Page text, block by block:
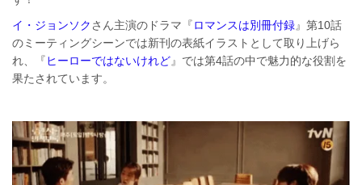
イ・ジョンソク さん主演のドラマ『ロマンスは別冊付録』第10話
のミーティングシーンでは新刊の表紙イラストとして取り上げら
れ、『ヒーローではないけれど』では第4話の中で魅力的な役割を
果たされています。